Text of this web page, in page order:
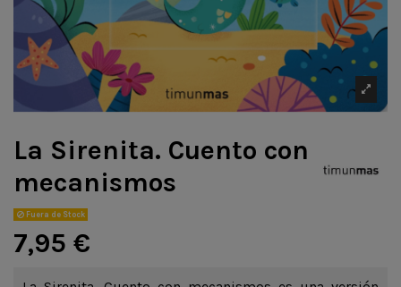
La Sirenita. Cuento con
mecanismos
Fuera de Stock
7,95 €